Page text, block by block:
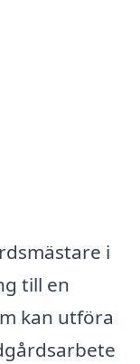
i
till en
kan utföra